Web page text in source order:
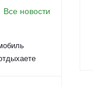
Все новости